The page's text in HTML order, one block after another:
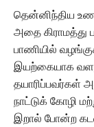
தென்னிந்திய
அதை கிராமத்து
பாணியில்
இயற்கையாக
நாட்டுக் கோழி
இறால் போன்ற